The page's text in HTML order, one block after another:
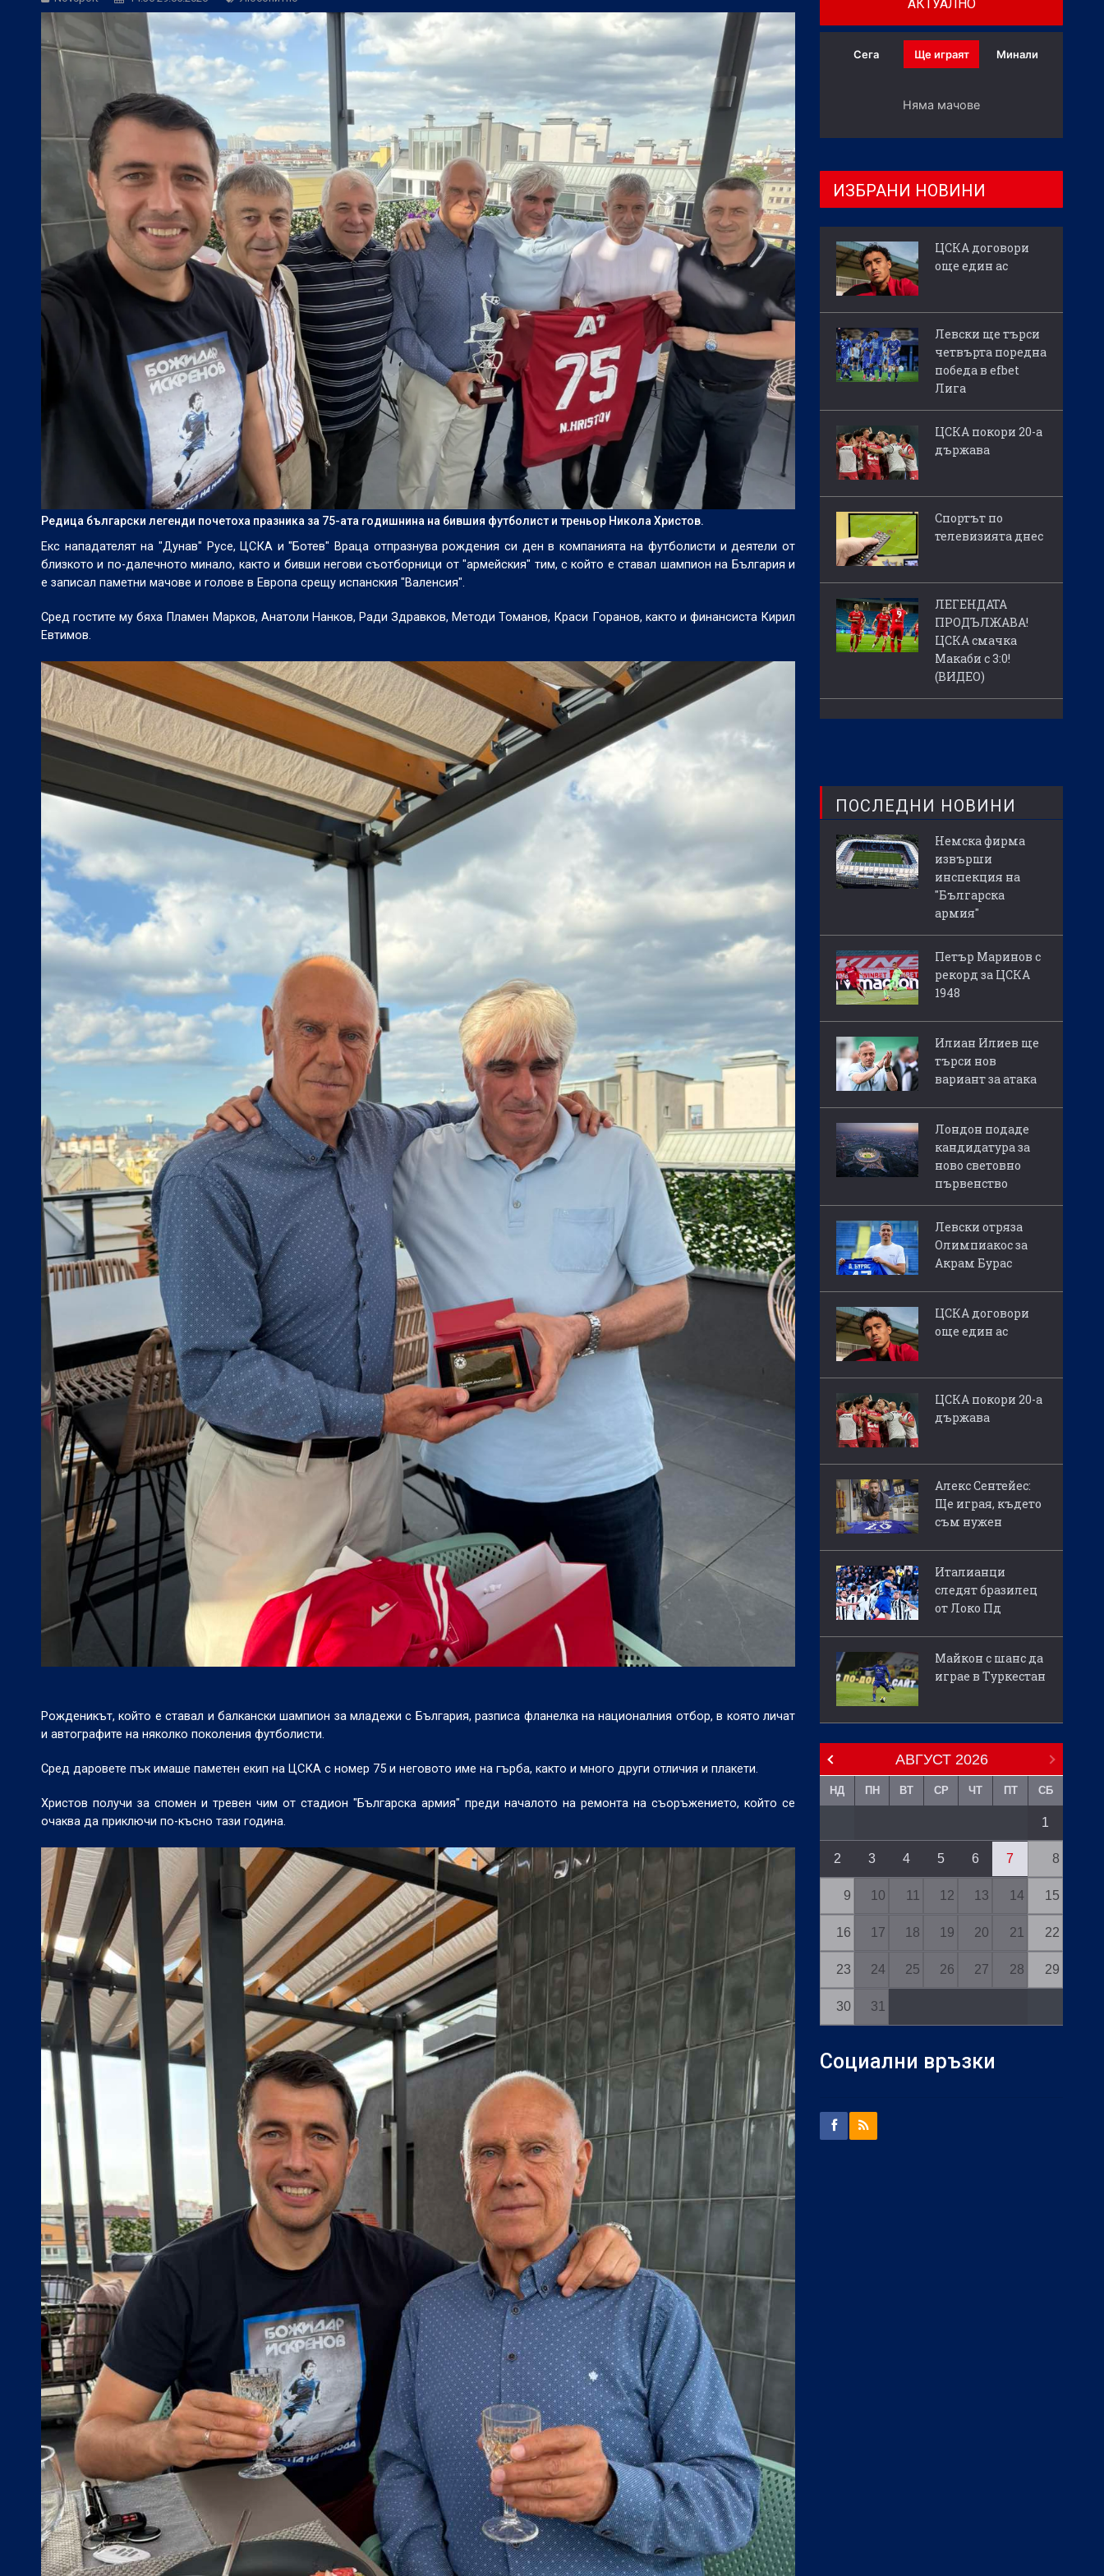
БГ Футбол:Левски ще търси четвърта поредна победа в efbet Лига
БГ Футбол: ЦСКА покори 20-а държава
Редица български легенди почетоха празника за 75-ата годишнина на бившия футболист и треньор Никола Христов.
Екс нападателят на "Дунав" Русе, ЦСКА и "Ботев" Враца отпразнува рождения си ден в компанията на футболисти и деятели от
близкото и по-далечното минало, както и бивши негови съотборници от "армейския" тим, с който е ставал шампион на България и
е записал паметни мачове и голове в Европа срещу испанския "Валенсия".
Сред гостите му бяха Пламен Марков, Анатоли Нанков, Ради Здравков, Методи Томанов, Краси Горанов, както и финансиста Кирил
Евтимов.
Рожденикът, който е ставал и балкански шампион за младежи с България, разписа фланелка на националния отбор, в която личат
и автографите на няколко поколения футболисти.
Сред даровете пък имаше паметен екип на ЦСКА с номер 75 и неговото име на гърба, както и много други отличия и плакети.
Христов получи за спомен и тревен чим от стадион "Българска армия" преди началото на ремонта на съоръжението, който се
очаква да приключи по-късно тази година.
АКТУАЛНО
Сега Ще играят Минали
Няма мачове
ИЗБРАНИ НОВИНИ
ЦСКА договори
още един ас
Левски ще търси
четвърта поредна
победа в efbet
Лига
ЦСКА покори 20-а
държава
Спортът по
телевизията днес
ЛЕГЕНДАТА
ПРОДЪЛЖАВА!
ЦСКА смачка
Макаби с 3:0!
(ВИДЕО)
ПОСЛЕДНИ НОВИНИ
Немска фирма
извърши
инспекция на
"Българска
армия"
Петър Маринов с
рекорд за ЦСКА
1948
Илиан Илиев ще
търси нов
вариант за атака
Лондон подаде
кандидатура за
ново световно
първенство
Левски отряза
Олимпиакос за
Акрам Бурас
ЦСКА договори
още един ас
ЦСКА покори 20-а
държава
Алекс Сентейес:
Ще играя, където
съм нужен
Италианци
следят бразилец
от Локо Пд
Майкон с шанс да
играе в Туркестан
АВГУСТ 2026
НД ПН ВТ СР ЧТ ПТ СБ
1
2 3 4 5 6 7 8
9 10 11 12 13 14 15
16 17 18 19 20 21 22
23 24 25 26 27 28 29
30 31
Социални връзки